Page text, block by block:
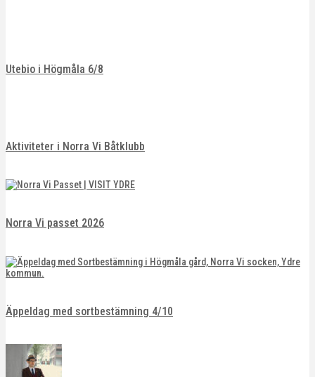
Utebio i Högmåla 6/8
Aktiviteter i Norra Vi Båtklubb
Norra Vi passet 2026
Äppeldag med sortbestämning 4/10